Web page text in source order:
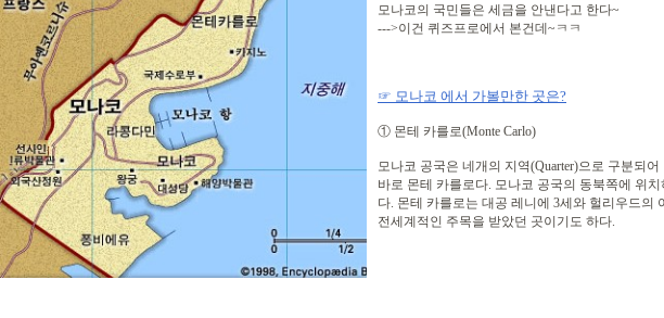
모나코의 국민들은 세금을 안낸다고 한다~
--->이건 퀴즈프로에서 본건데~ㅋㅋ
☞ 모나코 에서 가볼만한 곳은?
① 몬테 카를로(Monte Carlo)
모나코 공국은 네개의 지역(Quarter)으로 구분되
바로 몬테 카를로다. 모나코 공국의 동북쪽에 위
다. 몬테 카를로는 대공 레니에 3세와 헐리우드의
전세계적인 주목을 받았던 곳이기도 하다.